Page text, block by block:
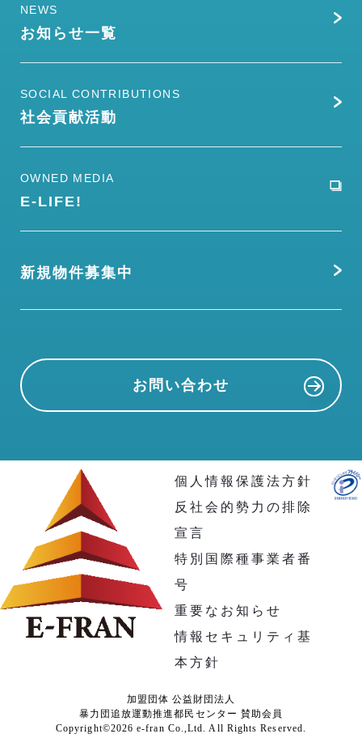
NEWS
お知らせ一覧
SOCIAL CONTRIBUTIONS
社会貢献活動
OWNED MEDIA
E-LIFE!
新規物件募集中
お問い合わせ
個人情報保護法方針
反社会的勢力の排除
宣言
特別国際種事業者番
号
重要なお知らせ
情報セキュリティ基
本方針
加盟団体 公益財団法人
暴力団追放運動推進都民センター 賛助会員
Copyright©2026 e-fran Co.,Ltd. All Rights Reserved.